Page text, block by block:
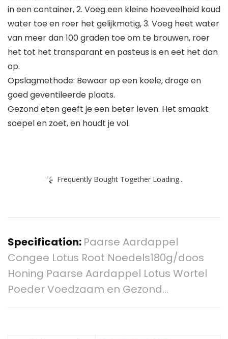
in een container, 2. Voeg een kleine hoeveelheid koud
water toe en roer het gelijkmatig, 3. Voeg heet water
van meer dan 100 graden toe om te brouwen, roer
het tot het transparant en pasteus is en eet het dan
op.
Opslagmethode: Bewaar op een koele, droge en
goed geventileerde plaats.
Gezond eten geeft je een beter leven. Het smaakt
soepel en zoet, en houdt je vol.
Frequently Bought Together Loading...
Specification: Paarse Aardappel
Congee Lotus Root Noedels180g/doos
Honing Paarse Aardappel Lotus Wortel
Poeder Voedzaam en Gezond…